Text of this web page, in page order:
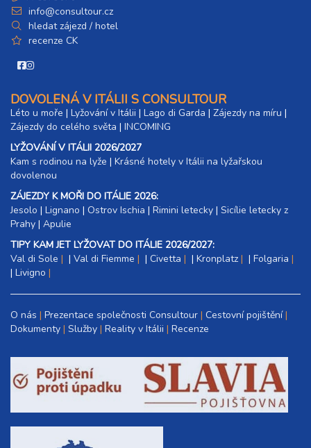
26.09. - 01.10.26
sobota - čtvrtek
sobota - sobota
8 100 Kč rezervovat
27.09. - 30.09.26
neděle - středa
4 900 Kč rezervovat
info@consultour.cz
hledat zájezd / hotel
recenze CK
DOVOLENÁ V ITÁLII S CONSULTOUR
Léto u moře | Lyžování v Itálii | Lago di Garda | Zájezdy na míru |
Zájezdy do celého světa | INCOMING
LYŽOVÁNÍ V ITÁLII 2026/2027
Kam s rodinou na lyže |​ Krásné hotely v Itálii na lyžařskou
dovolenou
ZÁJEZDY K MOŘI DO ITÁLIE 2026:
Jesolo | Lignano | Ostrov Ischia | Rimini letecky | Sicílie letecky z
Prahy | Apulie
TIPY KAM JET LYŽOVAT DO ITÁLIE 2026/2027:
Val di Sole
| Val di Fiemme | Civetta | Kronplatz | Folgaria
| Livigno
O nás Prezentace společnosti Consultour Cestovní pojištění
Dokumenty Služby Reality v Itálii Recenze